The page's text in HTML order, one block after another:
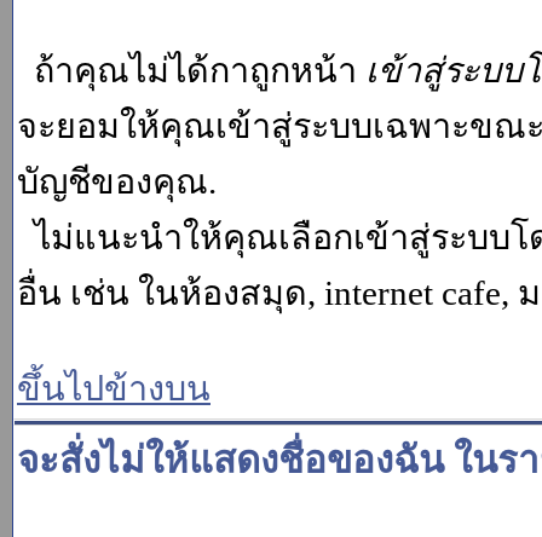
ถ้าคุณไม่ได้กาถูกหน้า เข้าสู่ระบ
จะยอมให้คุณเข้าสู่ระบบเฉพาะขณ
บัญชีของคุณ.
ไม่แนะนำให้คุณเลือกเข้าสู่ระบบ
อื่น เช่น ในห้องสมุด, internet cafe,
ขึ้นไปข้างบน
จะสั่งไม่ให้แสดงชื่อของฉัน ในร